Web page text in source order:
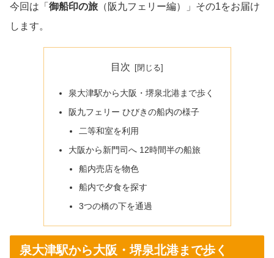
今回は「 御船印の旅 （阪九フェリー編）」その1をお届け
します。
目次
泉大津駅から大阪・堺泉北港まで歩く
阪九フェリー ひびきの船内の様子
二等和室を利用
大阪から新門司へ 12時間半の船旅
船内売店を物色
船内で夕食を探す
3つの橋の下を通過
泉大津駅から大阪・堺泉北港まで歩く